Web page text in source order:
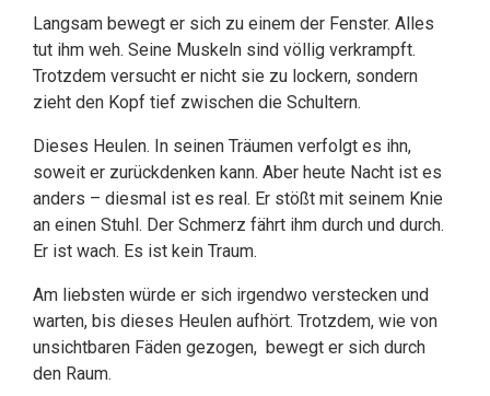
Langsam bewegt er sich zu einem der Fenster. Alles
tut ihm weh. Seine Muskeln sind völlig verkrampft.
Trotzdem versucht er nicht sie zu lockern, sondern
zieht den Kopf tief zwischen die Schultern.
Dieses Heulen. In seinen Träumen verfolgt es ihn,
soweit er zurückdenken kann. Aber heute Nacht ist es
anders – diesmal ist es real. Er stößt mit seinem Knie
an einen Stuhl. Der Schmerz fährt ihm durch und durch.
Er ist wach. Es ist kein Traum.
Am liebsten würde er sich irgendwo verstecken und
warten, bis dieses Heulen aufhört. Trotzdem, wie von
unsichtbaren Fäden gezogen, bewegt er sich durch
den Raum.